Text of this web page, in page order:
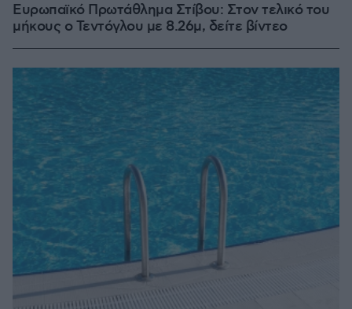
Ευρωπαϊκό Πρωτάθλημα Στίβου: Στον τελικό του
μήκους ο Τεντόγλου με 8.26μ, δείτε βίντεο